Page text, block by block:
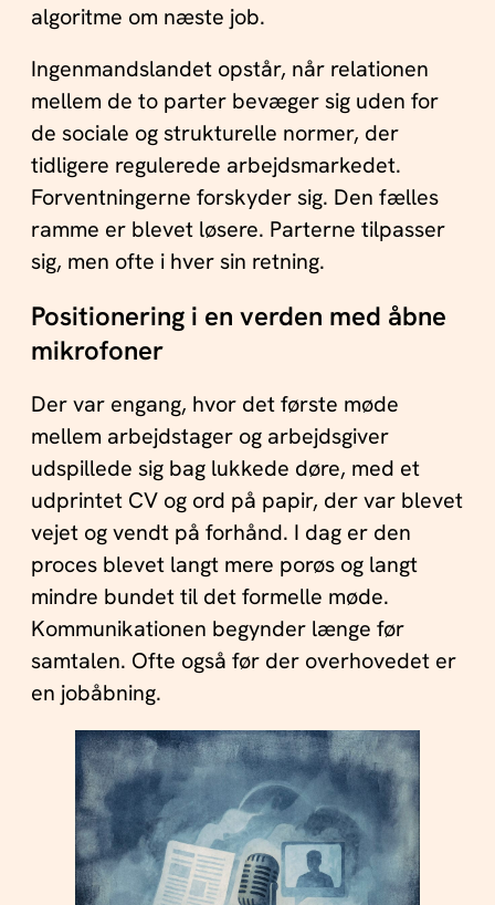
algoritme om næste job.
Ingenmandslandet opstår, når relationen
mellem de to parter bevæger sig uden for
de sociale og strukturelle normer, der
tidligere regulerede arbejdsmarkedet.
Forventningerne forskyder sig. Den fælles
ramme er blevet løsere. Parterne tilpasser
sig, men ofte i hver sin retning.
Positionering i en verden med åbne
mikrofoner
Der var engang, hvor det første møde
mellem arbejdstager og arbejdsgiver
udspillede sig bag lukkede døre, med et
udprintet CV og ord på papir, der var blevet
vejet og vendt på forhånd. I dag er den
proces blevet langt mere porøs og langt
mindre bundet til det formelle møde.
Kommunikationen begynder længe før
samtalen. Ofte også før der overhovedet er
en jobåbning.